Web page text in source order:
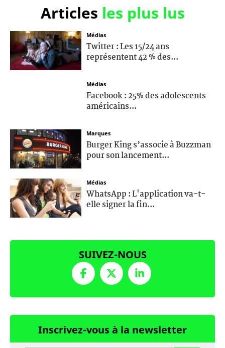
Articles les plus lus
Médias
Twitter : Les 15/24 ans
représentent 42 % des...
Médias
Facebook : 25% des adolescents
américains...
Marques
Burger King s’associe à Buzzman
pour son lancement...
Médias
WhatsApp : L'application va-t-
elle signer la fin...
SUIVEZ-NOUS
Inscrivez-vous à la newsletter